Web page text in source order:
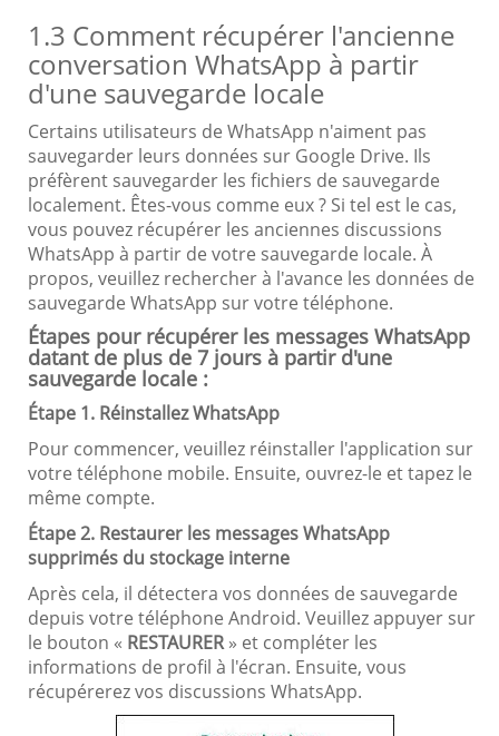
1.3 Comment récupérer l'ancienne
conversation WhatsApp à partir
d'une sauvegarde locale
Certains utilisateurs de WhatsApp n'aiment pas
sauvegarder leurs données sur Google Drive. Ils
préfèrent sauvegarder les fichiers de sauvegarde
localement. Êtes-vous comme eux ? Si tel est le cas,
vous pouvez récupérer les anciennes discussions
WhatsApp à partir de votre sauvegarde locale. À
propos, veuillez rechercher à l'avance les données de
sauvegarde WhatsApp sur votre téléphone.
Étapes pour récupérer les messages WhatsApp
datant de plus de 7 jours à partir d'une
sauvegarde locale :
Étape 1. Réinstallez WhatsApp
Pour commencer, veuillez réinstaller l'application sur
votre téléphone mobile. Ensuite, ouvrez-le et tapez le
même compte.
Étape 2. Restaurer les messages WhatsApp
supprimés du stockage interne
Après cela, il détectera vos données de sauvegarde
depuis votre téléphone Android. Veuillez appuyer sur
le bouton « RESTAURER» et compléter les
informations de profil à l'écran. Ensuite, vous
récupérerez vos discussions WhatsApp.